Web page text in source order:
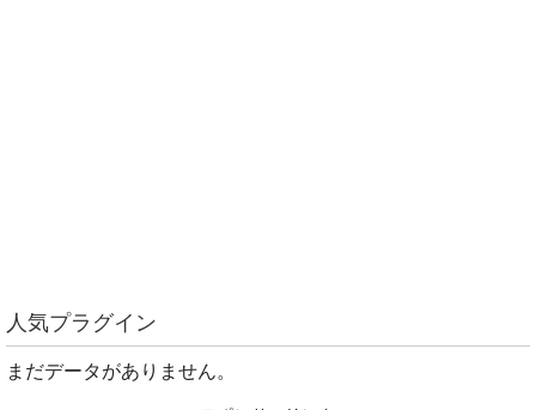
人気プラグイン
まだデータがありません。